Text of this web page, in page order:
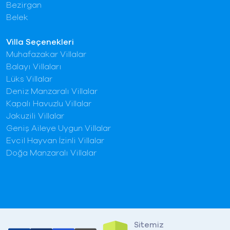
Villa Seçenekleri
Muhafazakar Villalar
Balayı Villaları
Lüks Villalar
Deniz Manzaralı Villalar
Kapalı Havuzlu Villalar
Jakuzili Villalar
Geniş Aileye Uygun Villalar
Evcil Hayvan İzinli Villalar
Doğa Manzaralı Villalar
Bezirgan
Belek
Sitemiz